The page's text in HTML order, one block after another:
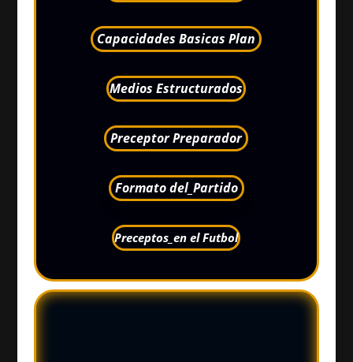
Capacidades Basicas Plan
Medios Estructurados
Preceptor Preparador
Formato del_Partido
Preceptos_en el Futbol